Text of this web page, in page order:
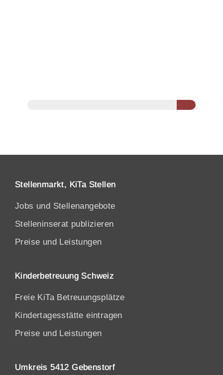
Stellenmarkt, KiTa Stellen
Jobs und Stellenangebote
Stelleninserat publizieren
Preise und Leistungen
Kinderbetreuung Schweiz
Freie KiTa Betreuungsplätze
Kindertagesstätte eintragen
Preise und Leistungen
Umkreis 5412 Gebenstorf